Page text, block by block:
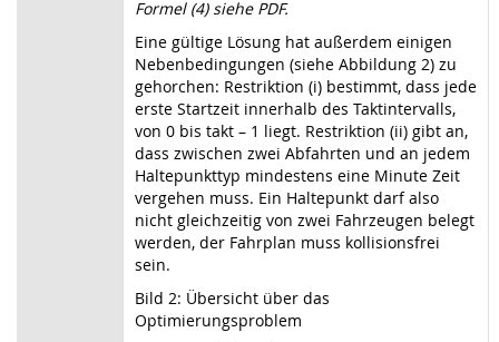
Formel (4) siehe PDF.
Eine gültige Lösung hat außerdem einigen
Nebenbedingungen (siehe Abbildung 2) zu
gehorchen: Restriktion (i) bestimmt, dass jede
erste Startzeit innerhalb des Taktintervalls,
von 0 bis takt – 1 liegt. Restriktion (ii) gibt an,
dass zwischen zwei Abfahrten und an jedem
Haltepunkttyp mindestens eine Minute Zeit
vergehen muss. Ein Haltepunkt darf also
nicht gleichzeitig von zwei Fahrzeugen belegt
werden, der Fahrplan muss kollisionsfrei
sein.
Bild 2: Übersicht über das
Optimierungsproblem